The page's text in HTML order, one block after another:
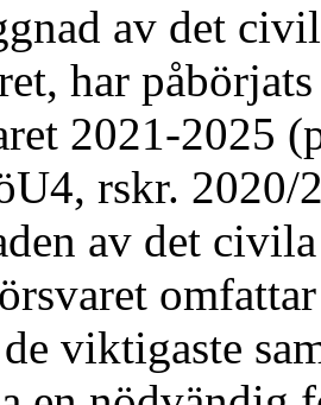
av det
har
2021-2025
rskr. 2020/
av det
viktigaste